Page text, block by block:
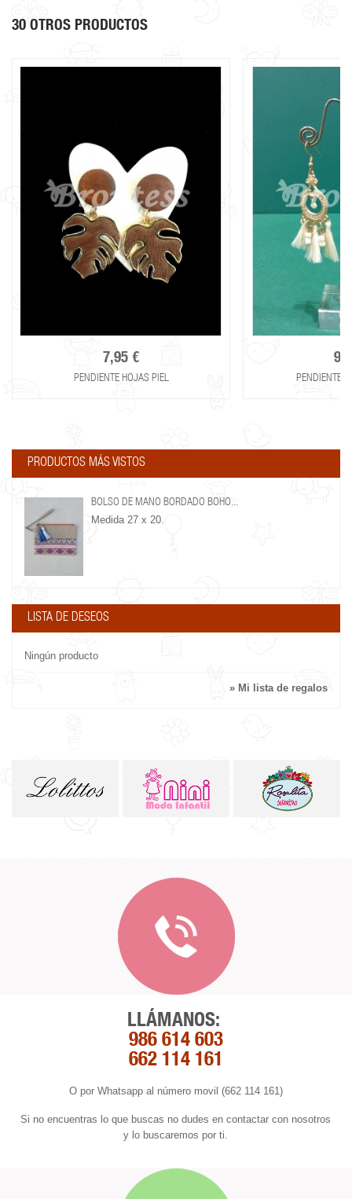
30 OTROS PRODUCTOS
7,95 €
PENDIENTE HOJAS PIEL PENDIENTE
PRODUCTOS MÁS VISTOS
BOLSO DE MANO BORDADO BOHO...
Medida 27 x 20.
LISTA DE DESEOS
Ningún producto
» Mi lista de regalos
LLÁMANOS:
986 614 603
662 114 161
O por Whatsapp al número movil (662 114 161)
Si no encuentras lo que buscas no dudes en contactar con nosotros
y lo buscaremos por ti.